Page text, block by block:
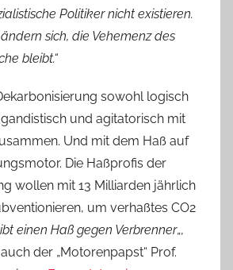
Politiker nicht existieren.
sich, die Vehemenz des
bleibt.“
sowohl logisch
und agitatorisch mit
Und mit dem Haß auf
Die Haßprofis der
wollen mit 13 Milliarden jährlich
um verhaßtes CO2
einen Haß gegen Verbrenner„,
der „Motorenpapst“ Prof.